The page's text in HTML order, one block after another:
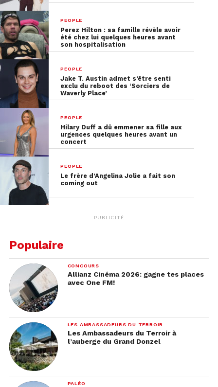
PEOPLE
Perez Hilton : sa famille révèle avoir
été chez lui quelques heures avant
son hospitalisation
PEOPLE
Jake T. Austin admet s’être senti
exclu du reboot des ‘Sorciers de
Waverly Place’
PEOPLE
Hilary Duff a dû emmener sa fille aux
urgences quelques heures avant un
concert
PEOPLE
Le frère d’Angelina Jolie a fait son
coming out
PUBLICITÉ
Populaire
CONCOURS
Allianz Cinéma 2026: gagne tes places
avec One FM!
LES AMBASSADEURS DU TERROIR
Les Ambassadeurs du Terroir à
l’auberge du Grand Donzel
PALÉO